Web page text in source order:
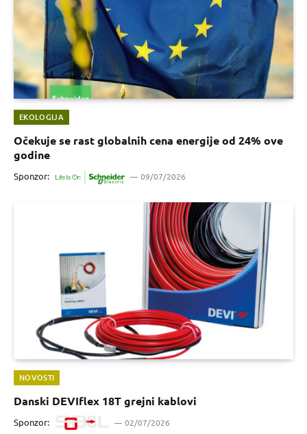
EKOLOGIJA
Očekuje se rast globalnih cena energije od 24% ove
godine
Sponzor: 09/07/2026
NOVOSTI
Danski DEVIflex 18T grejni kablovi
Sponzor: 02/07/2026